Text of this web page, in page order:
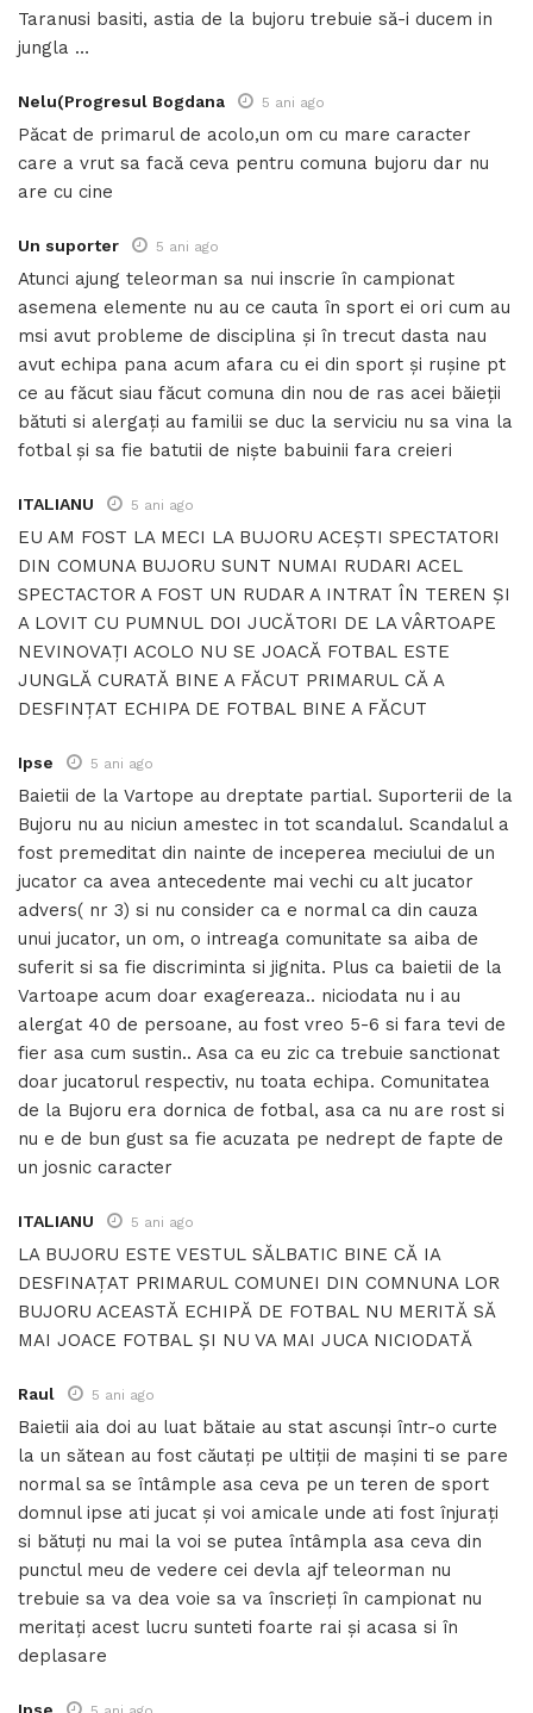
Taranusi basiti, astia de la bujoru trebuie să-i ducem in
jungla …
Nelu(Progresul Bogdana 5 ani ago
Păcat de primarul de acolo,un om cu mare caracter
care a vrut sa facă ceva pentru comuna bujoru dar nu
are cu cine
Un suporter 5 ani ago
Atunci ajung teleorman sa nui inscrie în campionat
asemena elemente nu au ce cauta în sport ei ori cum au
msi avut probleme de disciplina și în trecut dasta nau
avut echipa pana acum afara cu ei din sport și rușine pt
ce au făcut siau făcut comuna din nou de ras acei băieții
bătuti si alergați au familii se duc la serviciu nu sa vina la
fotbal și sa fie batutii de niște babuinii fara creieri
ITALIANU 5 ani ago
EU AM FOST LA MECI LA BUJORU ACEȘTI SPECTATORI
DIN COMUNA BUJORU SUNT NUMAI RUDARI ACEL
SPECTACTOR A FOST UN RUDAR A INTRAT ÎN TEREN ȘI
A LOVIT CU PUMNUL DOI JUCĂTORI DE LA VÂRTOAPE
NEVINOVAȚI ACOLO NU SE JOACĂ FOTBAL ESTE
JUNGLĂ CURATĂ BINE A FĂCUT PRIMARUL CĂ A
DESFINȚAT ECHIPA DE FOTBAL BINE A FĂCUT
Ipse 5 ani ago
Baietii de la Vartope au dreptate partial. Suporterii de la
Bujoru nu au niciun amestec in tot scandalul. Scandalul a
fost premeditat din nainte de inceperea meciului de un
jucator ca avea antecedente mai vechi cu alt jucator
advers( nr 3) si nu consider ca e normal ca din cauza
unui jucator, un om, o intreaga comunitate sa aiba de
suferit si sa fie discriminta si jignita. Plus ca baietii de la
Vartoape acum doar exagereaza.. niciodata nu i au
alergat 40 de persoane, au fost vreo 5-6 si fara tevi de
fier asa cum sustin.. Asa ca eu zic ca trebuie sanctionat
doar jucatorul respectiv, nu toata echipa. Comunitatea
de la Bujoru era dornica de fotbal, asa ca nu are rost si
nu e de bun gust sa fie acuzata pe nedrept de fapte de
un josnic caracter
ITALIANU 5 ani ago
LA BUJORU ESTE VESTUL SĂLBATIC BINE CĂ IA
DESFINAȚAT PRIMARUL COMUNEI DIN COMNUNA LOR
BUJORU ACEASTĂ ECHIPĂ DE FOTBAL NU MERITĂ SĂ
MAI JOACE FOTBAL ȘI NU VA MAI JUCA NICIODATĂ
Raul 5 ani ago
Baietii aia doi au luat bătaie au stat ascunși într-o curte
la un sătean au fost căutați pe ultiții de mașini ti se pare
normal sa se întâmple asa ceva pe un teren de sport
domnul ipse ati jucat și voi amicale unde ati fost înjurați
si bătuți nu mai la voi se putea întâmpla asa ceva din
punctul meu de vedere cei devla ajf teleorman nu
trebuie sa va dea voie sa va înscrieți în campionat nu
meritați acest lucru sunteti foarte rai și acasa si în
deplasare